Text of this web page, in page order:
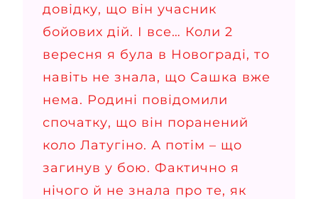
довідку, що він учасник
бойових дій. І все… Коли 2
вересня я була в Новограді, то
навіть не знала, що Сашка вже
нема. Родині повідомили
спочатку, що він поранений
коло Латугіно. А потім – що
загинув у бою. Фактично я
нічого й не знала про те, як